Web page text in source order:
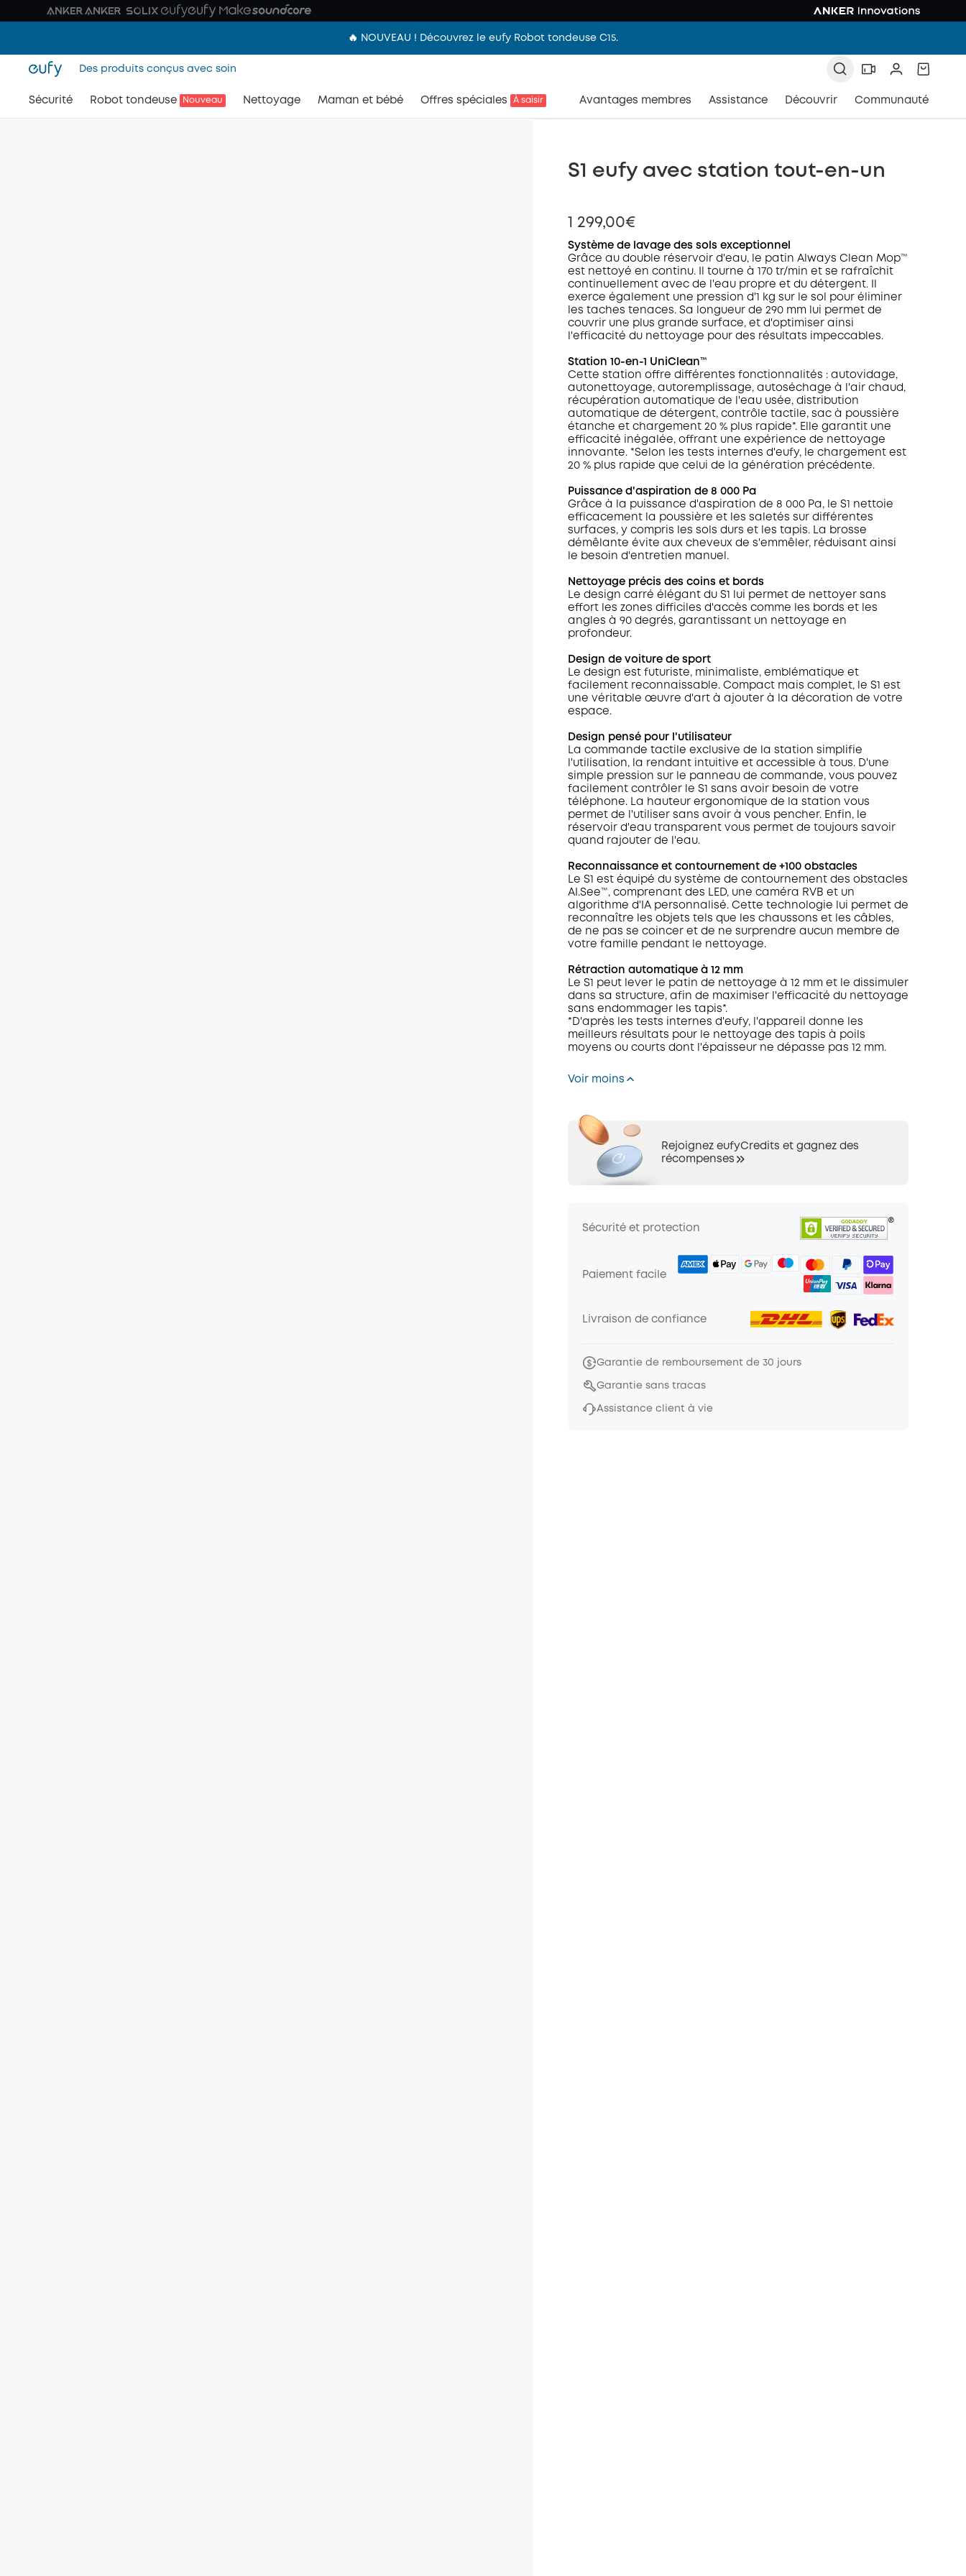
🔥 NOUVEAU ! Découvrez le eufy Robot tondeuse C15.
Des produits conçus avec soin
Sécurité Robot tondeuse Nouveau Nettoyage Maman et bébé Offres spéciales À saisir Avantages membres Assistance Découvrir Communauté
S1 eufy avec station tout-en-un
1 299,00€
Système de lavage des sols exceptionnel
Grâce au double réservoir d'eau, le patin Always Clean Mop™️
est nettoyé en continu. Il tourne à 170 tr/min et se rafraîchit
continuellement avec de l'eau propre et du détergent. Il
exerce également une pression d'1 kg sur le sol pour éliminer
les taches tenaces. Sa longueur de 290 mm lui permet de
couvrir une plus grande surface, et d'optimiser ainsi
l'efficacité du nettoyage pour des résultats impeccables.
Station 10-en-1 UniClean™️
Cette station offre différentes fonctionnalités : autovidage,
autonettoyage, autoremplissage, autoséchage à l'air chaud,
récupération automatique de l'eau usée, distribution
automatique de détergent, contrôle tactile, sac à poussière
étanche et chargement 20 % plus rapide*. Elle garantit une
efficacité inégalée, offrant une expérience de nettoyage
innovante. *Selon les tests internes d'eufy, le chargement est
20 % plus rapide que celui de la génération précédente.
Puissance d'aspiration de 8 000 Pa
Grâce à la puissance d'aspiration de 8 000 Pa, le S1 nettoie
efficacement la poussière et les saletés sur différentes
surfaces, y compris les sols durs et les tapis. La brosse
démêlante évite aux cheveux de s'emmêler, réduisant ainsi
le besoin d'entretien manuel.
Nettoyage précis des coins et bords
Le design carré élégant du S1 lui permet de nettoyer sans
effort les zones difficiles d'accès comme les bords et les
angles à 90 degrés, garantissant un nettoyage en
profondeur.
Design de voiture de sport
Le design est futuriste, minimaliste, emblématique et
facilement reconnaissable. Compact mais complet, le S1 est
une véritable œuvre d'art à ajouter à la décoration de votre
espace.
Design pensé pour l'utilisateur
La commande tactile exclusive de la station simplifie
l'utilisation, la rendant intuitive et accessible à tous. D'une
simple pression sur le panneau de commande, vous pouvez
facilement contrôler le S1 sans avoir besoin de votre
téléphone. La hauteur ergonomique de la station vous
permet de l'utiliser sans avoir à vous pencher. Enfin, le
réservoir d'eau transparent vous permet de toujours savoir
quand rajouter de l'eau.
Reconnaissance et contournement de +100 obstacles
Le S1 est équipé du système de contournement des obstacles
AI.See™️, comprenant des LED, une caméra RVB et un
algorithme d'IA personnalisé. Cette technologie lui permet de
reconnaître les objets tels que les chaussons et les câbles,
de ne pas se coincer et de ne surprendre aucun membre de
votre famille pendant le nettoyage.
Rétraction automatique à 12 mm
Le S1 peut lever le patin de nettoyage à 12 mm et le dissimuler
dans sa structure, afin de maximiser l'efficacité du nettoyage
sans endommager les tapis*.
*D'après les tests internes d'eufy, l'appareil donne les
meilleurs résultats pour le nettoyage des tapis à poils
moyens ou courts dont l'épaisseur ne dépasse pas 12 mm.
Voir moins
Rejoignez eufyCredits et gagnez des
récompenses
Sécurité et protection
Paiement facile
Livraison de confiance
Garantie de remboursement de 30 jours
Garantie sans tracas
Assistance client à vie